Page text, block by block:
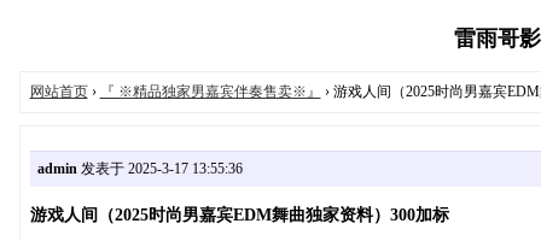
雷雨哥
网站首页› 『 ※精品独家男嘉宾伴奏售卖※』 › 游戏人间（2025时尚男嘉宾
admin发表于 2025-3-17 13:55:36
游戏人间（2025时尚男嘉宾EDM舞曲独家资料）300加标